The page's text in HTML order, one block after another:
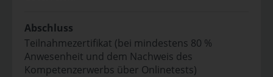
Abschluss
Teilnahmezertifikat (bei mindestens 80 %
Anwesenheit und dem Nachweis des
Kompetenzerwerbs über Onlinetests)